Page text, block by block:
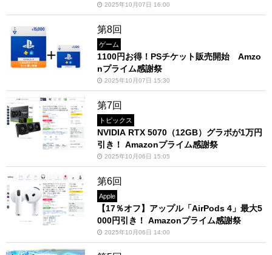
2025年10月07日 16:00
第8回
ゲーム
1100円お得！PSチケット販売開始 Amzo
nプライム感謝祭
2025年10月07日 15:30
第7回
トピックス
NVIDIA RTX 5070（12GB）グラボが1万円
引き！ Amazonプライム感謝祭
2025年10月06日 15:05
第6回
Apple
【17％オフ】アップル「AirPods 4」最大5
000円引き！ Amazonプライム感謝祭
2025年10月06日 14:00